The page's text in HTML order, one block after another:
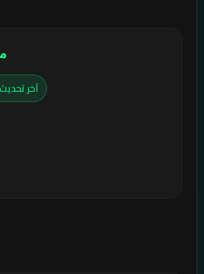
آخر تحديث: 2026-